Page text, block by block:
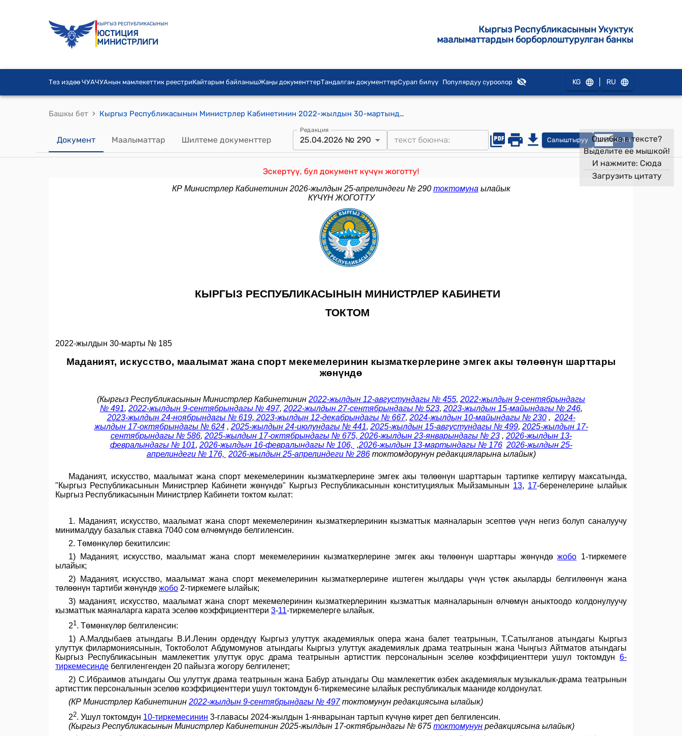
КЫРГЫЗ РЕСПУБЛИКАСЫНЫН
ЮСТИЦИЯ
МИНИСТРЛИГИ
Кыргыз Республикасынын Укуктук
маалыматтардын борборлоштурулган банкы
Тез издөө ЧУАЧУАнын мамлекеттик реестриКайтарым байланышЖаңы документтерТандалган документтерСурап билүү Популярдуу суроолор KG RU
Башкы бет › Кыргыз Республикасынын Министрлер Кабинетинин 2022-жылдын 30-мартындагы № 185 "Маданият, искусство, маалымат жана спорт мекемелеринин кызматкерлерине эмгек акы төлөөнүн шарттары жөнүндө" токтому
Документ Маалыматтар Шилтеме документтер
Редакция
25.04.2026 № 290 Салыштыруу OPEN DATA
Эскертүү, бул документ күчүн жоготту!
Ошибка в тексте?
Выделите ее мышкой!
И нажмите: Сюда
Загрузить цитату